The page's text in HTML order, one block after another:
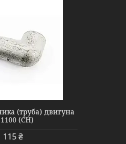
(труба) двигуна
(СН)
115 ₴